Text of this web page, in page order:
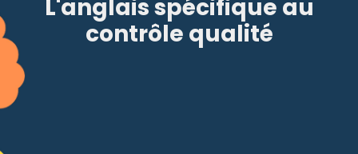
L'anglais spécifique au
contrôle qualité